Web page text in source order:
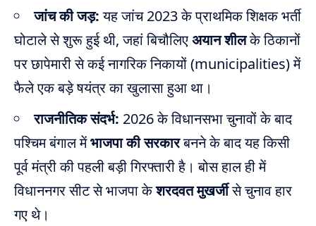
जांच की जड़:यह जांच 2023 के प्राथमिक शिक्षक भर्ती
घोटाले से शुरू हुई थी, जहां बिचौलिएअयान शीलके ठिकानों
पर छापेमारी से कई नागरिक निकायों (municipalities) में
फैले एक बड़े षयंत्र का खुलासा हुआ था।
राजनीतिक संदर्भ: 2026 के विधानसभा चुनावों के बाद
पश्चिम बंगाल मेंभाजपा की सरकारबनने के बाद यह किसी
पूर्व मंत्री की पहली बड़ी गिरफ्तारी है। बोस हाल ही में
विधाननगर सीट से भाजपा केशरदवत मुखर्जीसे चुनाव हार
गए थे।